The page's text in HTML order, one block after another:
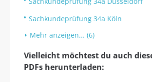
Sachkundeprüfung 34a Köln
Mehr anzeigen... (6)
Vielleicht möchtest du auch
PDFs herunterladen: